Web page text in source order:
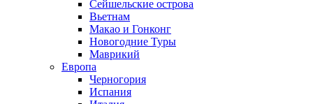
Сейшельские острова
Вьетнам
Макао и Гонконг
Новогодние Туры
Маврикий
Европа
Черногория
Испания